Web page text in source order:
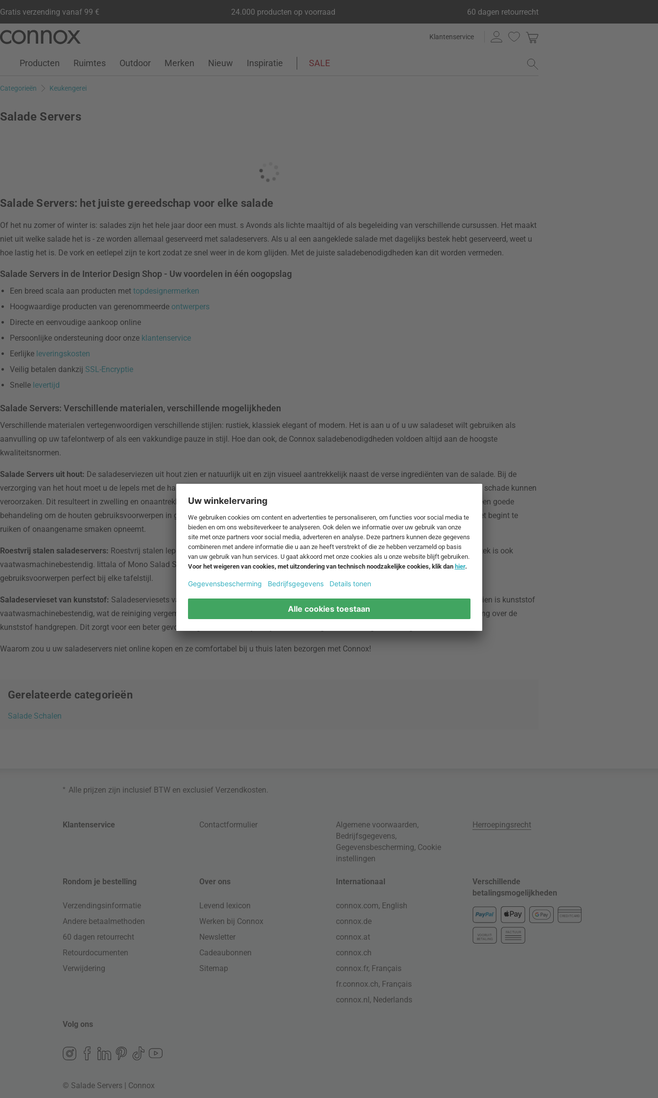
Gratis verzending vanaf 99 € 24.000 producten op voorraad 60 dagen retourrecht
pagina-
zoeken
Klantenservice
Klantenaccount
Verlanglijstje
Warenkorb
Producten Ruimtes Outdoor Merken Nieuw Inspiratie SALE
Categorieën Keukengerei
Salade Servers
Salade Servers: het juiste gereedschap voor elke salade
Of het nu zomer of winter is: salades zijn het hele jaar door een must. s Avonds als lichte maaltijd of als begeleiding van verschillende cursussen. Het maakt
niet uit welke salade het is - ze worden allemaal geserveerd met saladeservers. Als u al een aangeklede salade met dagelijks bestek hebt geserveerd, weet u
hoe lastig het is. De vork en eetlepel zijn te kort zodat ze snel weer in de kom glijden. Met de juiste saladebenodigdheden kan dit worden vermeden.
Salade Servers in de Interior Design Shop - Uw voordelen in één oogopslag
Een breed scala aan producten met topdesignermerken
Hoogwaardige producten van gerenommeerde ontwerpers
Directe en eenvoudige aankoop online
Persoonlijke ondersteuning door onze klantenservice
Eerlijke leveringskosten
Veilig betalen dankzij SSL-Encryptie
Snelle levertijd
Salade Servers: Verschillende materialen, verschillende mogelijkheden
Verschillende materialen vertegenwoordigen verschillende stijlen: rustiek, klassiek elegant of modern. Het is aan u of u uw saladeset wilt gebruiken als
aanvulling op uw tafelontwerp of als een vakkundige pauze in stijl. Hoe dan ook, de Connox saladebenodigdheden voldoen altijd aan de hoogste
kwaliteitsnormen.
Salade Servers uit hout: De saladeserviezen uit hout zien er natuurlijk uit en zijn visueel aantrekkelijk naast de verse ingrediënten van de salade. Bij de
verzorging van het hout moet u de lepels met de hand spoelen, omdat de hete temperaturen en de lange vochtigheidsgraad in de vaatwasser schade kunnen
veroorzaken. Dit resulteert in zwelling en onaantrekkelijke scheuren. Reinig uw bestek met een vochtige doek en schuurmelk. Olijfolie is ook een goede
behandeling om de houten gebruiksvoorwerpen in goede conditie te houden. Wrijf het gewoon in met een stukje keukenrol, zodat het hout niet begint te
ruiken of onaangename smaken opneemt.
Roestvrij stalen saladeservers: Roestvrij stalen lepels worden gekenmerkt door hun robuuste uiterlijk en duurzaamheid. Roestvrij stalen bestek is ook
vaatwasmachinebestendig. Iittala of Mono Salad Servers behoren tot de klassiekers. Dankzij de eenvoudige en organische vorm passen de
gebruiksvoorwerpen perfect bij elke tafelstijl.
Saladeservieset van kunststof: Saladeserviesets van kunststof hebben het voordeel dat ze in verschillende kleuren verkrijgbaar zijn. Bovendien is kunststof
vaatwasmachinebestendig, wat de reiniging vergemakkelijkt. De Bistro Salade Servers van Bistro van Bodum heeft ook een rubberen bekleding over de
kunststof handgrepen. Dit zorgt voor een beter gevoel en geeft een kleurrijk tintje aan de overigens eenvoudige tweedelige saladeset.
Waarom zou u uw saladeservers niet online kopen en ze comfortabel bij u thuis laten bezorgen met Connox!
Gerelateerde categorieën
Salade Schalen
* Alle prijzen zijn inclusief BTW en exclusiefVerzendkosten.
Klantenservice Contactformulier Algemene voorwaarden,
Bedrijfsgegevens,
Gegevensbescherming, Cookie
instellingen
Herroepingsrecht
Rondom je bestelling
Verzendingsinformatie
Andere betaalmethoden
60 dagen retourrecht
Retourdocumenten
Verwijdering
Over ons
Levend lexicon
Werken bij Connox
Newsletter
Cadeaubonnen
Sitemap
Internationaal
connox.com, English
connox.de
connox.at
connox.ch
connox.fr, Français
fr.connox.ch, Français
connox.nl, Nederlands
Verschillende
betalingsmogelijkheden
CREDITCARD
VOORUIT-
BETALING
FACTUUR
Volg ons
© Salade Servers | Connox